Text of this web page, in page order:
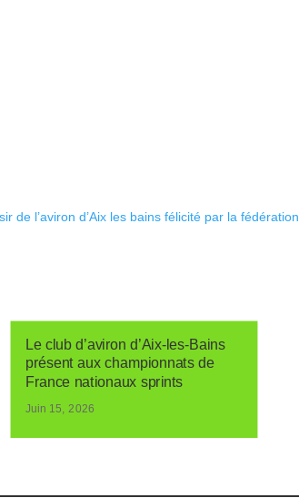
de l’aviron d’Aix les bains félicité par la fédération
Le club d’aviron d’Aix-les-Bains
présent aux championnats de
France nationaux sprints
Juin 15, 2026